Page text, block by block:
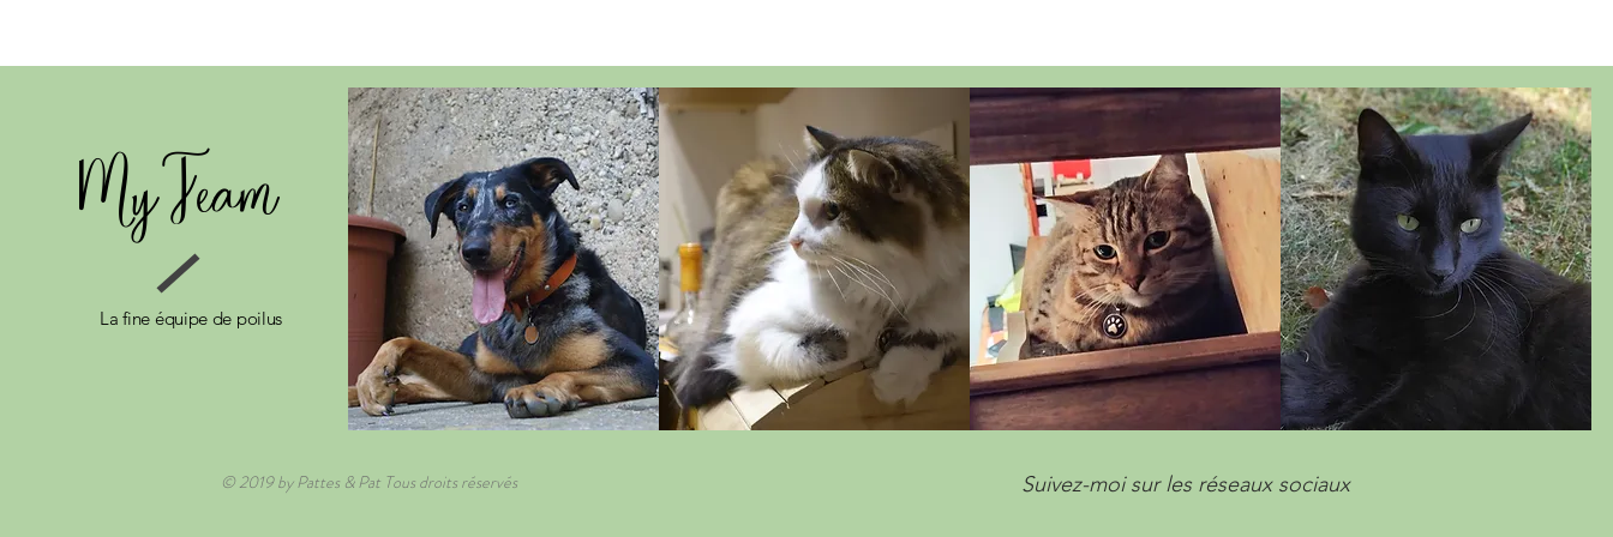
My Team
La fine équipe de poilus
© 2019 by Pattes & Pat Tous droits réservés Suivez-moi sur les réseaux sociaux